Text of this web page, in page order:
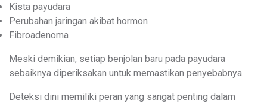
Kista payudara
Perubahan jaringan akibat hormon
Fibroadenoma
Meski demikian, setiap benjolan baru pada payudara
sebaiknya diperiksakan untuk memastikan penyebabnya.
Deteksi dini memiliki peran yang sangat penting dalam